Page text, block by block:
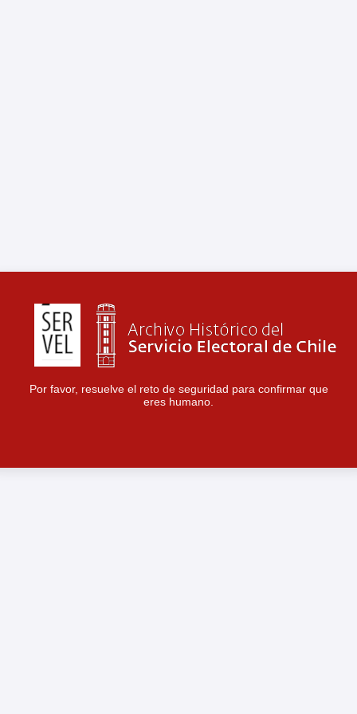
Por favor, resuelve el reto de seguridad para confirmar que
eres humano.